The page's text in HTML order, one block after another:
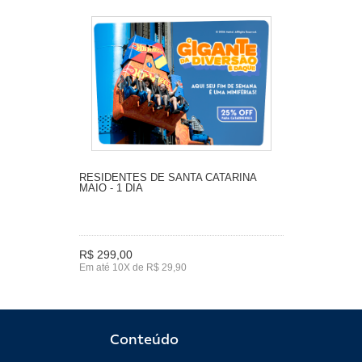
RESIDENTES DE SANTA CATARINA
MAIO - 1 DIA
R$ 299,00
Em até 10X de R$ 29,90
Conteúdo